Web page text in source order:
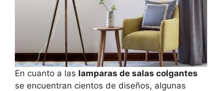
En cuanto a las lamparas de salas colgantes
se encuentran cientos de diseños, algunas